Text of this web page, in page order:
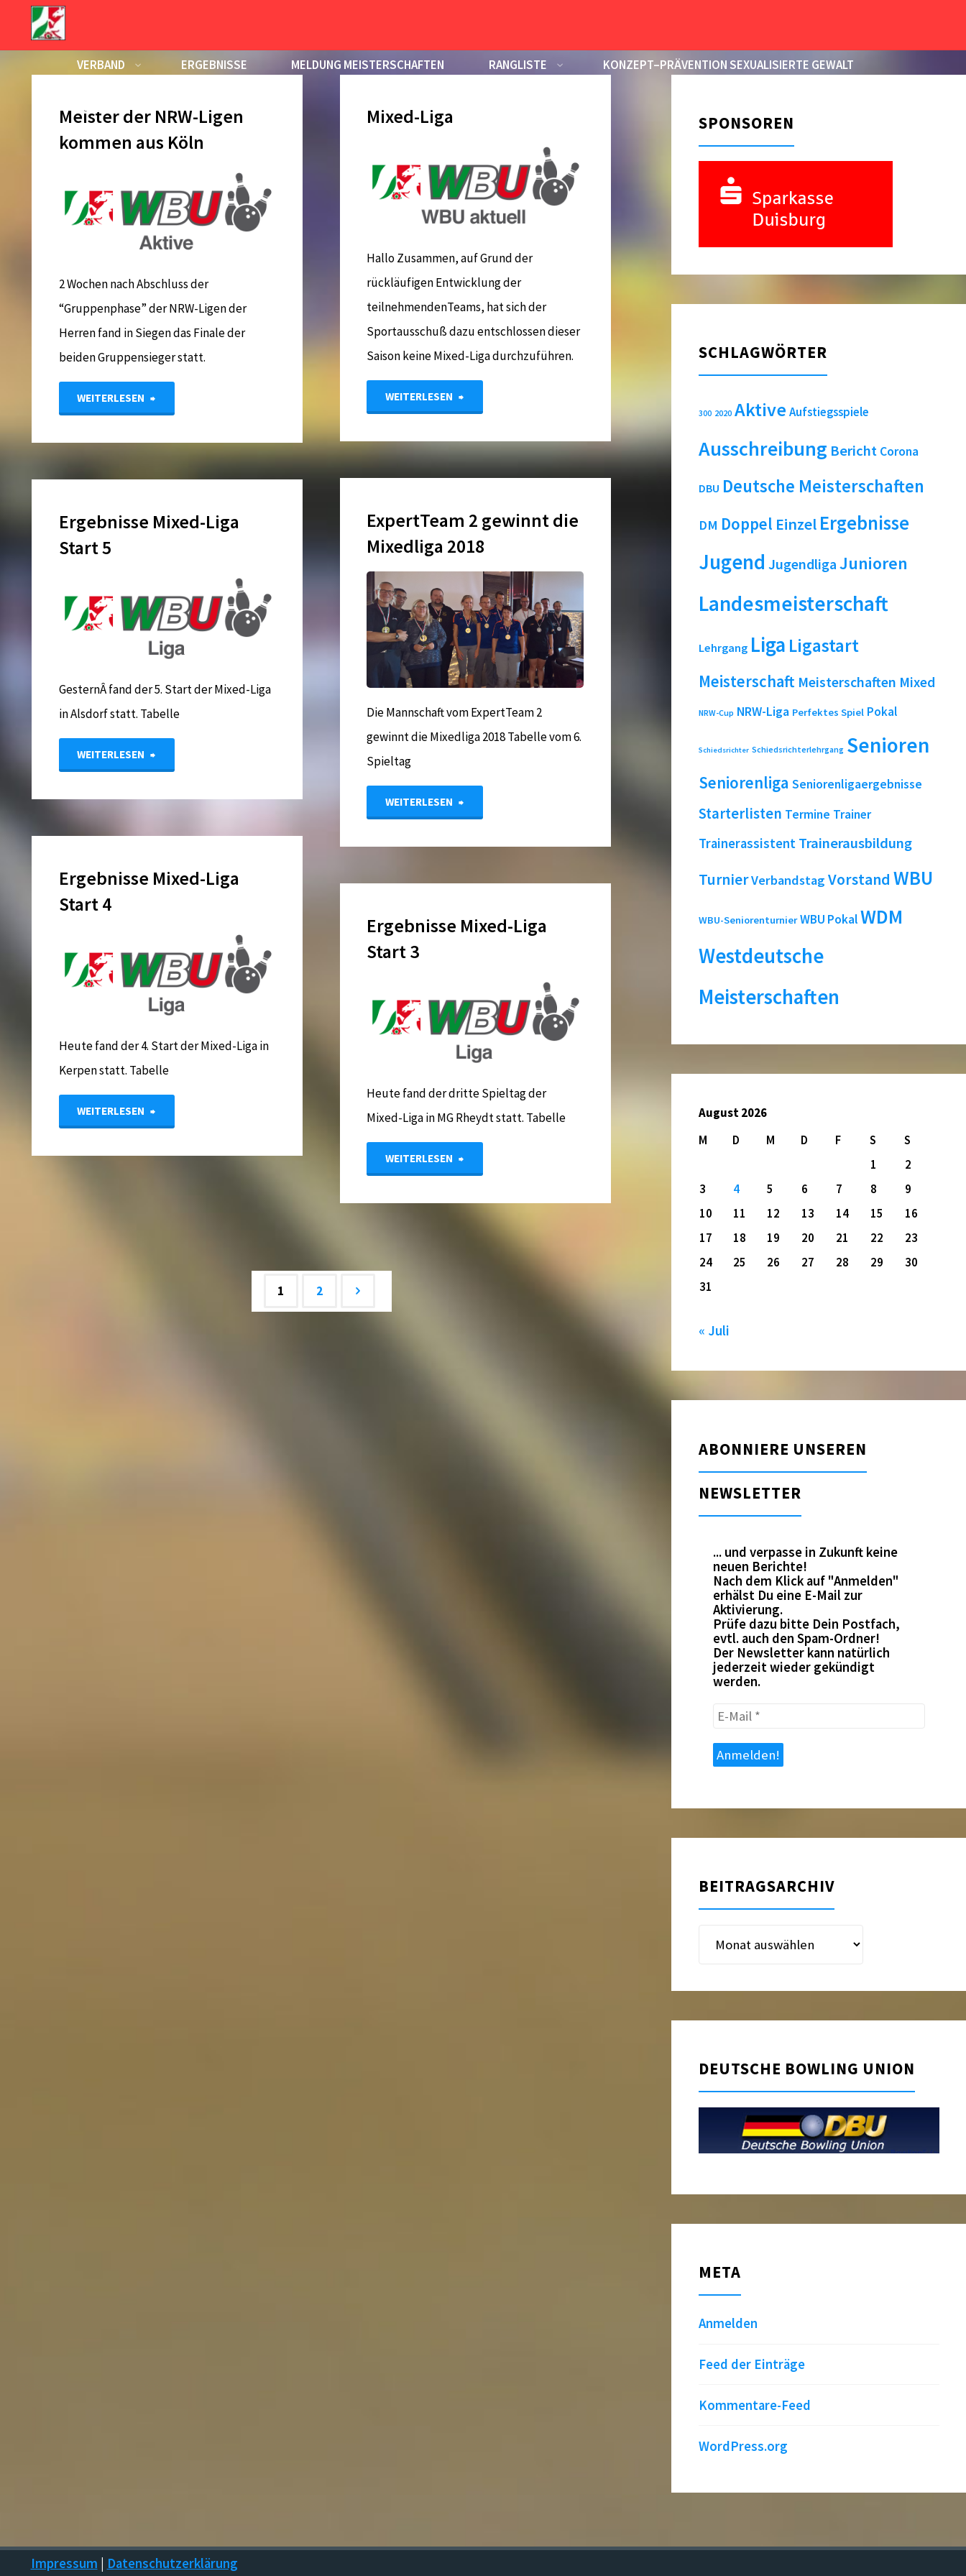
VERBAND ERGEBNISSE MELDUNG MEISTERSCHAFTEN RANGLISTE KONZEPT–PRÄVENTION SEXUALISIERTE GEWALT
KALENDER
Schlagwort:Mixed-Liga
"MIXED-LIGA"
Meister der NRW-Ligen
kommen aus Köln
2 Wochen nach Abschluss der
“Gruppenphase” der NRW-Ligen der
Herren fand in Siegen das Finale der
beiden Gruppensieger statt.
WEITERLESEN
kommen
Köln"
Mixed-Liga
Hallo Zusammen, auf Grund der
rückläufigen Entwicklung der
teilnehmendenTeams, hat sich der
Sportausschuß dazu entschlossen dieser
Saison keine Mixed-Liga durchzuführen.
WEITERLESEN
ExpertTeam 2 gewinnt die
Mixedliga 2018
Die Mannschaft vom ExpertTeam 2
gewinnt die Mixedliga 2018 Tabelle vom 6.
Spieltag
WEITERLESEN
Mixedliga
Ergebnisse Mixed-Liga
Start 5
GesternÂ fand der 5. Start der Mixed-Liga
in Alsdorf statt. Tabelle
WEITERLESEN
5"
Ergebnisse Mixed-Liga
Start 4
Heute fand der 4. Start der Mixed-Liga in
Kerpen statt. Tabelle
WEITERLESEN
Ergebnisse Mixed-Liga
Start 3
Heute fand der dritte Spieltag der
Mixed-Liga in MG Rheydt statt. Tabelle
WEITERLESEN
Beitrags-
1 2
SPONSOREN
SCHLAGWÖRTER
300 2020 Aktive Aufstiegsspiele
Ausschreibung Bericht Corona
DBU Deutsche Meisterschaften
DM Doppel Einzel Ergebnisse
Jugend Jugendliga Junioren
Landesmeisterschaft
Lehrgang Liga Ligastart
Meisterschaft Meisterschaften Mixed
NRW-Cup NRW-Liga Perfektes Spiel Pokal
Schiedsrichter Schiedsrichterlehrgang Senioren
Seniorenliga Seniorenligaergebnisse
Starterlisten Termine Trainer
Trainerassistent Trainerausbildung
TurnierVerbandstag Vorstand WBU
WBU-Seniorenturnier WBU PokalWDM
Westdeutsche
Meisterschaften
August 2026
M
D M D F S
S
1
2
3
4 5 6 7 8
9
10
11 12 13 14 15
16
17
18 19 20 21 22
23
24
25 26 27 28 29
30
31
« Juli
ABONNIERE UNSEREN
NEWSLETTER
... und verpasse in Zukunft keine
neuen Berichte!
Nach dem Klick auf "Anmelden"
erhälst Du eine E-Mail zur
Aktivierung.
Prüfe dazu bitte Dein Postfach,
evtl. auch den Spam-Ordner!
Der Newsletter kann natürlich
jederzeit wieder gekündigt
werden.
E-
Mail
BEITRAGSARCHIV
Beitragsarchiv
DEUTSCHE BOWLING UNION
META
Anmelden
Feed der Einträge
Kommentare-Feed
WordPress.org
Impressum Datenschutzerklärung